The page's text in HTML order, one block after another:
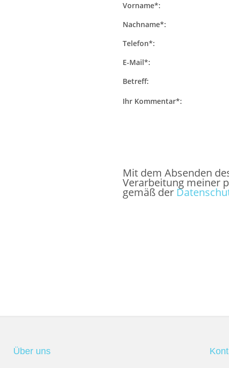
Vorname*:
Nachname*:
Telefon*:
E-Mail*:
Betreff:
Ihr Kommentar*:
Mit dem Absenden
Verarbeitung meiner
gemäß der
Über uns